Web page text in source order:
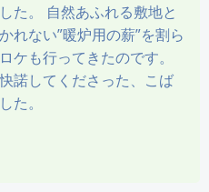
た。 自然あふれる敷地と
れない”暖炉用の薪”を割ら
ケも行ってきたのです。
諾してくださった、こば
た。